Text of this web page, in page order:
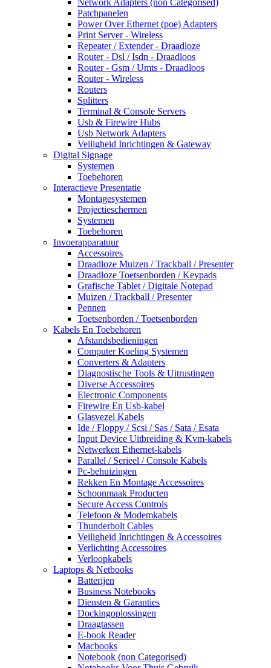
Patchpanelen
Power Over Ethernet (poe) Adapters
Print Server - Wireless
Repeater / Extender - Draadloze
Router - Dsl / Isdn - Draadloos
Router - Gsm / Umts - Draadloos
Router - Wireless
Routers
Splitters
Terminal & Console Servers
Usb & Firewire Hubs
Usb Network Adapters
Veiligheid Inrichtingen & Gateway
Digital Signage
Systemen
Toebehoren
Interactieve Presentatie
Montagesystemen
Projectieschermen
Systemen
Toebehoren
Invoerapparatuur
Accessoires
Draadloze Muizen / Trackball / Presenter
Draadloze Toetsenborden / Keypads
Grafische Tablet / Digitale Notepad
Muizen / Trackball / Presenter
Pennen
Toetsenborden / Toetsenborden
Kabels En Toebehoren
Afstandsbedieningen
Computer Koeling Systemen
Converters & Adapters
Diagnostische Tools & Uitrustingen
Diverse Accessoires
Electronic Components
Firewire En Usb-kabel
Glasvezel Kabels
Ide / Floppy / Scsi / Sas / Sata / Esata
Input Device Uitbreiding & Kvm-kabels
Netwerken Ethernet-kabels
Parallel / Serieel / Console Kabels
Pc-behuizingen
Rekken En Montage Accessoires
Schoonmaak Producten
Secure Access Controls
Telefoon & Modemkabels
Thunderbolt Cables
Veiligheid Inrichtingen & Accessoires
Verlichting Accessoires
Verloopkabels
Laptops & Netbooks
Batterijen
Business Notebooks
Diensten & Garanties
Dockingoplossingen
Draagtassen
E-book Reader
Macbooks
Notebook (non Categorised)